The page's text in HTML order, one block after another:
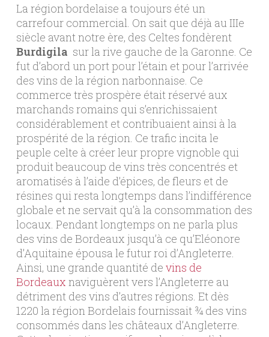
La région bordelaise a toujours été un
carrefour commercial. On sait que déjà au IIIe
siècle avant notre ère, des Celtes fondèrent
Burdigila sur la rive gauche de la Garonne. Ce
fut d’abord un port pour l’étain et pour l’arrivée
des vins de la région narbonnaise. Ce
commerce très prospère était réservé aux
marchands romains qui s’enrichissaient
considérablement et contribuaient ainsi à la
prospérité de la région. Ce trafic incita le
peuple celte à créer leur propre vignoble qui
produit beaucoup de vins très concentrés et
aromatisés à l’aide d’épices, de fleurs et de
résines qui resta longtemps dans l’indifférence
globale et ne servait qu’à la consommation des
locaux. Pendant longtemps on ne parla plus
des vins de Bordeaux jusqu’à ce qu’Eléonore
d’Aquitaine épousa le futur roi d’Angleterre.
Ainsi, une grande quantité de vins de
Bordeaux naviguèrent vers l’Angleterre au
détriment des vins d’autres régions. Et dès
1220 la région Bordelais fournissait ¾ des vins
consommés dans les châteaux d’Angleterre.